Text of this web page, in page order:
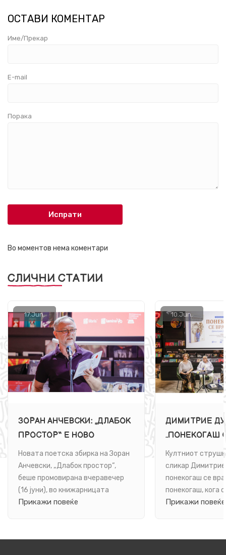
ОСТАВИ КОМЕНТАР
Име/Прекар
E-mail
Порака
Испрати
Во моментов нема коментари
СЛИЧНИ СТАТИИ
17.Jun.
ЗОРАН АНЧЕВСКИ: „ДЛАБОК
ПРОСТОР“ Е НОВО
ПОЕТСКО ПАТУВАЊЕ ВО
БЕСКОНЕЧНОСТА НА
ЈАЗИКОТ И НА БИТИЕТО
Новата поетска збирка на Зоран
Анчевски, „Длабок простор“,
беше промовирана вчеравечер
(16 јуни), во книжарницата
„Литература.мк“ во ...
Прикажи повеќе
10. Jun.
ДИМИТРИЕ
„ПОНЕКОГАШ
Е РОМАН ЗА
Култниот
сликар
понекогаш се
понекогаш, кога
книга. Се врати
Прикажи повеќе